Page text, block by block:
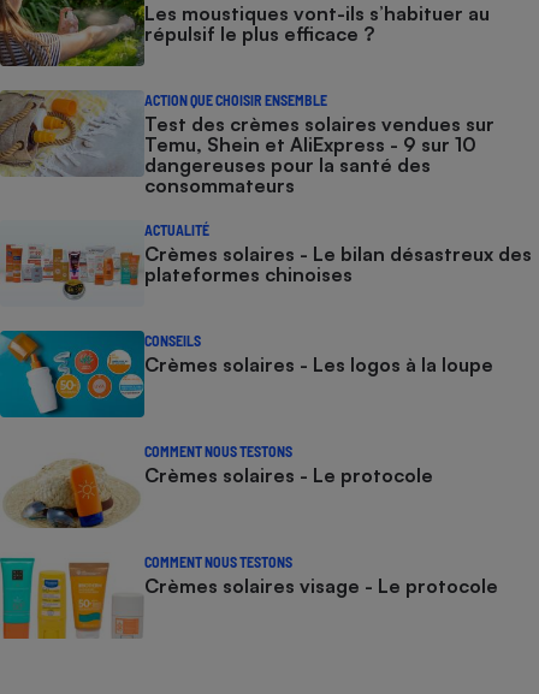
Les moustiques vont-ils s’habituer au
répulsif le plus efficace ?
ACTION QUE CHOISIR ENSEMBLE
Test des crèmes solaires vendues sur
Temu, Shein et AliExpress - 9 sur 10
dangereuses pour la santé des
consommateurs
ACTUALITÉ
Crèmes solaires - Le bilan désastreux des
plateformes chinoises
CONSEILS
Crèmes solaires - Les logos à la loupe
COMMENT NOUS TESTONS
Crèmes solaires - Le protocole
COMMENT NOUS TESTONS
Crèmes solaires visage - Le protocole